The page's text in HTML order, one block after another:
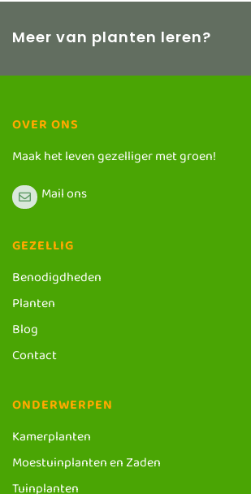
Meer van planten leren?
OVER ONS
Maak het leven gezelliger met groen!
Mail ons
GEZELLIG
Benodigdheden
Planten
Blog
Contact
ONDERWERPEN
Kamerplanten
Moestuinplanten en Zaden